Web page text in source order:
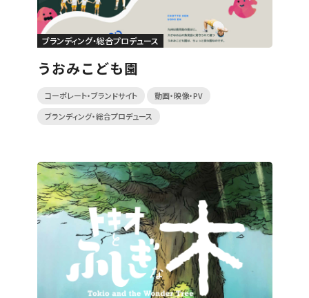
ブランディング・総合プロデュース
うおみこども園
コーポレート・ブランドサイト 動画・映像・PV
ブランディング・総合プロデュース